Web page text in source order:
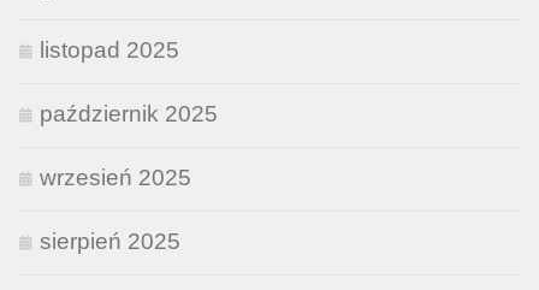
listopad 2025
październik 2025
wrzesień 2025
sierpień 2025